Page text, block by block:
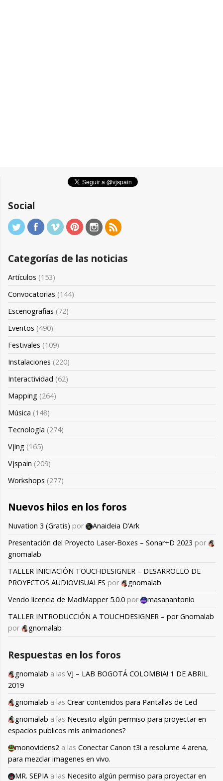
Social
Categorías de las noticias
Artículos (153)
Convocatorias (144)
Escenografias (72)
Eventos (490)
Festivales (109)
Instalaciones (220)
Interactividad (62)
Mapping (264)
Música (148)
Tecnología (274)
Vjing (165)
Vjspain (209)
Workshops (277)
Nuevos hilos en los foros
Nuvation 3 (Gratis) por
Anaideia D’Ark
Presentación del Proyecto Laser-Boxes – Sonar+D 2023 por
gnomalab
TALLER INICIACIÓN TOUCHDESIGNER – DESARROLLO DE
PROYECTOS AUDIOVISUALES por
gnomalab
Vendo licencia de MadMapper 5.0.0 por
masanantonio
TALLER INTRODUCCIÓN A TOUCHDESIGNER – por Gnomalab
por
gnomalab
Respuestas en los foros
gnomalab a las VJ – LAB BOGOTÁ COLOMBIA! 1 DE ABRIL
2019
gnomalab a las Crear contenidos para Pantallas de Led
gnomalab a las Necesito algún permiso para proyectar en
espacios publicos mis animaciones?
monovidens2 a las Conectar Canon t3i a resolume 4 arena,
para mezclar imagenes en vivo.
MR. SEPIA a las Necesito algún permiso para proyectar en